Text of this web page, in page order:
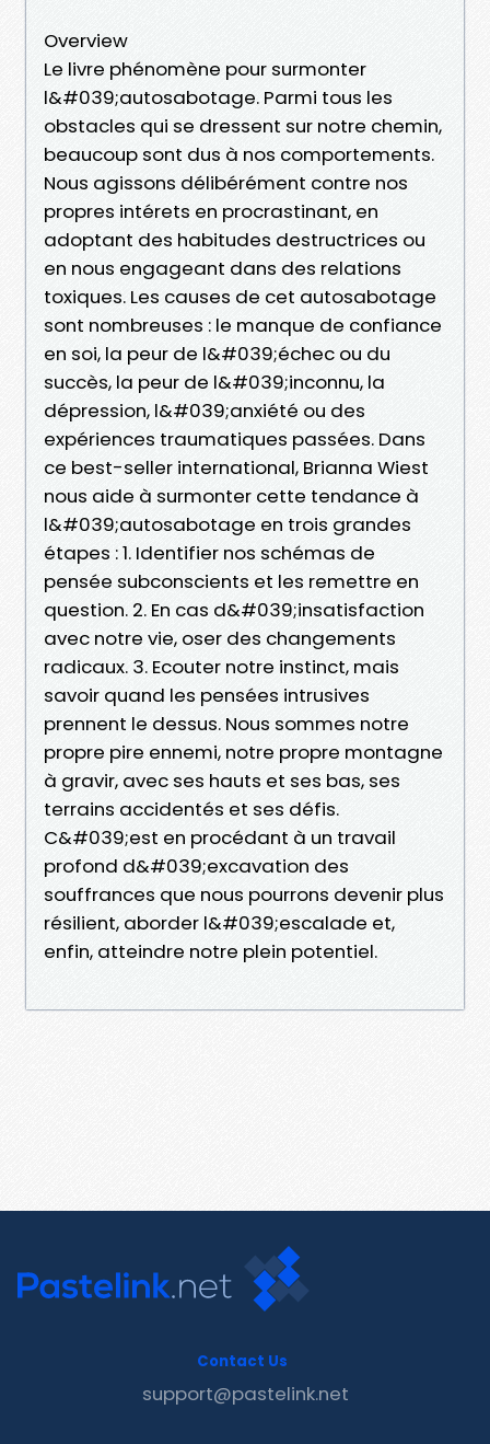
Overview
Le livre phénomène pour surmonter
l&#039;autosabotage. Parmi tous les
obstacles qui se dressent sur notre chemin,
beaucoup sont dus à nos comportements.
Nous agissons délibérément contre nos
propres intérets en procrastinant, en
adoptant des habitudes destructrices ou
en nous engageant dans des relations
toxiques. Les causes de cet autosabotage
sont nombreuses : le manque de confiance
en soi, la peur de l&#039;échec ou du
succès, la peur de l&#039;inconnu, la
dépression, l&#039;anxiété ou des
expériences traumatiques passées. Dans
ce best-seller international, Brianna Wiest
nous aide à surmonter cette tendance à
l&#039;autosabotage en trois grandes
étapes : 1. Identifier nos schémas de
pensée subconscients et les remettre en
question. 2. En cas d&#039;insatisfaction
avec notre vie, oser des changements
radicaux. 3. Ecouter notre instinct, mais
savoir quand les pensées intrusives
prennent le dessus. Nous sommes notre
propre pire ennemi, notre propre montagne
à gravir, avec ses hauts et ses bas, ses
terrains accidentés et ses défis.
C&#039;est en procédant à un travail
profond d&#039;excavation des
souffrances que nous pourrons devenir plus
résilient, aborder l&#039;escalade et,
enfin, atteindre notre plein potentiel.
Contact Us
support@pastelink.net